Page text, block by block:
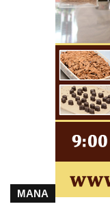
MANA